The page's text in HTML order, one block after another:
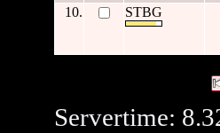
10. STBG
Servertime: